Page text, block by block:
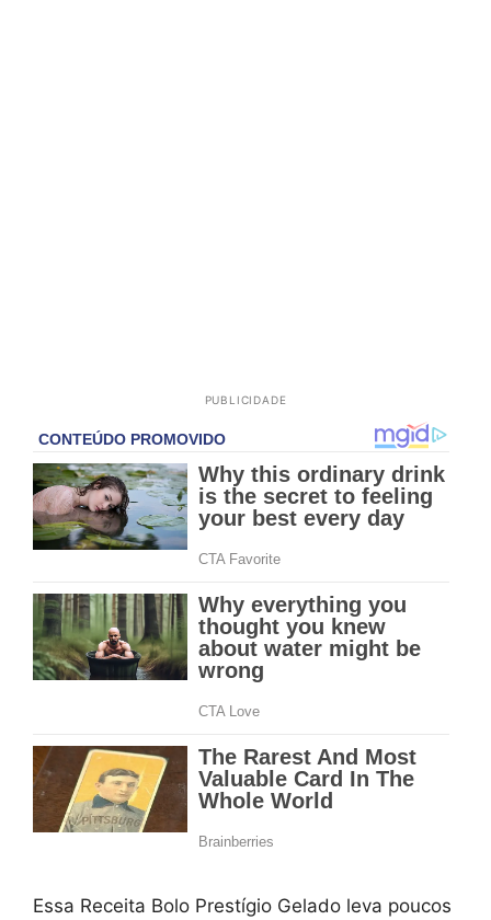
PUBLICIDADE
Essa Receita Bolo Prestígio Gelado leva poucos